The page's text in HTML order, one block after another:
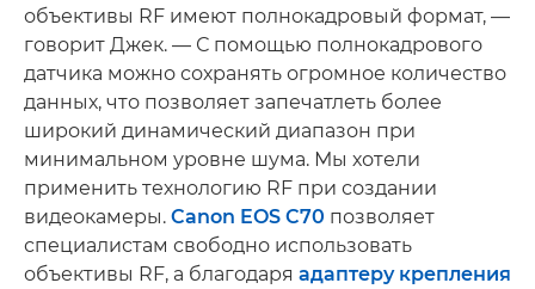
объективы RF имеют полнокадровый формат, —
говорит Джек. — С помощью полнокадрового
датчика можно сохранять огромное количество
данных, что позволяет запечатлеть более
широкий динамический диапазон при
минимальном уровне шума. Мы хотели
применить технологию RF при создании
видеокамеры. Canon EOS C70 позволяет
специалистам свободно использовать
объективы RF, а благодаря адаптеру крепления